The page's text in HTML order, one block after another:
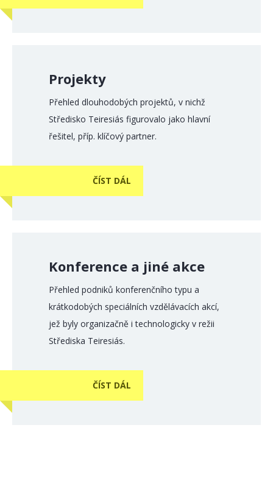
Projekty
Přehled dlouhodobých projektů, v nichž
Středisko Teiresiás figurovalo jako hlavní
řešitel, příp. klíčový partner.
ČÍST DÁL
Konference a jiné akce
Přehled podniků konferenčního typu a
krátkodobých speciálních vzdělávacích akcí,
jež byly organizačně i technologicky v režii
Střediska Teiresiás.
ČÍST DÁL